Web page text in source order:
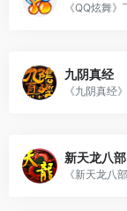
九阴真经
新天龙八部